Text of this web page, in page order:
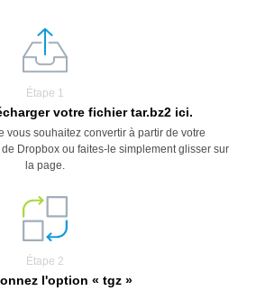
Étape 1
votre fichier tar.bz2 ici.
vous souhaitez convertir à partir de votre
Dropbox ou faites-le simplement glisser sur
la page.
Étape 2
l'option « tgz »